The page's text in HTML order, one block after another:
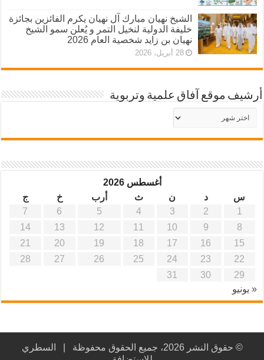
الشيخ نهيان مبارك آل نهيان يكرم الفائزين بجائزة
خليفة الدولية لنخيل التمر و يُعلن سمو الشيخ
نهيان بن زايد شخصية العام 2026
28 أبريل، 2026
أرشيف موقع آفاق علمية وتربوية
أرشيف
موقع
آفاق
أغسطس 2026
س
د ن ث أرب خ
ج
1
2
3
4
5
6
7
8
9
10
11
12
13
14
15
16
17
18
19
20
21
22
23
24
25
26
27
28
29
30
31
« يونيو
© حقوق النشر 2026، جميع الحقوق محفوظة |
السطري